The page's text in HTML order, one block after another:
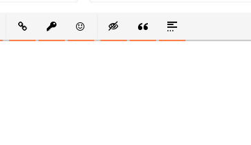
СПИСОКСПИСОК
ВСТАВИТЬ ССЫЛКУ
ВСТАВИТЬ ЗАЩИЩЕННУЮ ССЫЛКУ
ВСТАВИТЬ СМАЙЛИК
ВСТАВКА СКРЫТОГО ТЕКСТА
ВСТАВКА ЦИТАТЫ
ВСТАВКА